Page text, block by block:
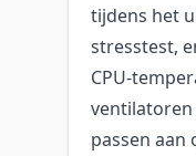
tijdens het
stresstest,
CPU-
ventilatoren
passen aan